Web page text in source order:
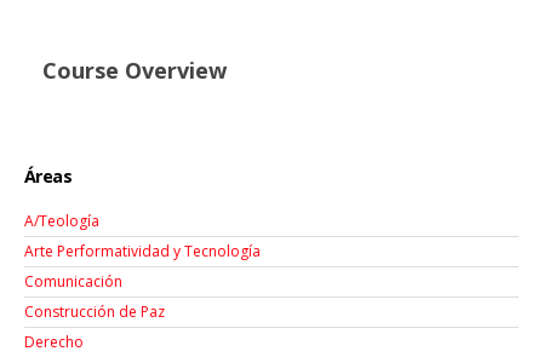
Course Overview
Áreas
A/Teología
Arte Performatividad y Tecnología
Comunicación
Construcción de Paz
Derecho